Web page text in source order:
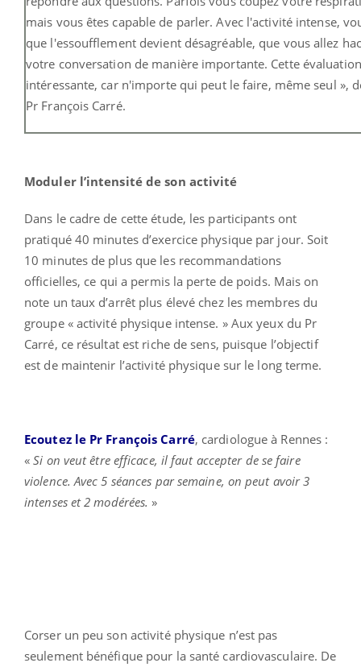
mais vous êtes capable de parler. Avec l'activité intense,
que l'essoufflement devient désagréable, que vous allez
votre conversation de manière importante. Cette
intéressante, car n'importe qui peut le faire, même seul »,
Pr François Carré.
Moduler l’intensité de son activité
Dans le cadre de cette étude, les participants ont
pratiqué 40 minutes d’exercice physique par jour. Soit
10 minutes de plus que les recommandations
officielles, ce qui a permis la perte de poids. Mais on
note un taux d’arrêt plus élevé chez les membres du
groupe « activité physique intense. » Aux yeux du Pr
Carré, ce résultat est riche de sens, puisque l’objectif
est de maintenir l’activité physique sur le long terme.
Ecoutez le Pr François Carré, cardiologue à Rennes :
«Si on veut être efficace, il faut accepter de se faire
violence. Avec 5 séances par semaine, on peut avoir 3
intenses et 2 modérées. »
Corser un peu son activité physique n’est pas
seulement bénéfique pour la santé cardiovasculaire. De